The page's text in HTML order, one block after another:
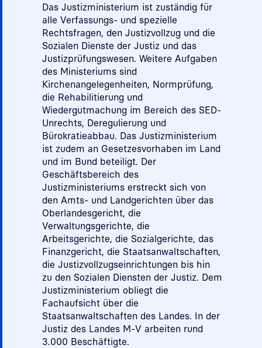
Das Justizministerium ist zuständig für
alle Verfassungs- und spezielle
Rechtsfragen, den Justizvollzug und die
Sozialen Dienste der Justiz und das
Justizprüfungswesen. Weitere Aufgaben
des Ministeriums sind
Kirchenangelegenheiten, Normprüfung,
die Rehabilitierung und
Wiedergutmachung im Bereich des SED-
Unrechts, Deregulierung und
Bürokratieabbau. Das Justizministerium
ist zudem an Gesetzesvorhaben im Land
und im Bund beteiligt. Der
Geschäftsbereich des
Justizministeriums erstreckt sich von
den Amts- und Landgerichten über das
Oberlandesgericht, die
Verwaltungsgerichte, die
Arbeitsgerichte, die Sozialgerichte, das
Finanzgericht, die Staatsanwaltschaften,
die Justizvollzugseinrichtungen bis hin
zu den Sozialen Diensten der Justiz. Dem
Justizministerium obliegt die
Fachaufsicht über die
Staatsanwaltschaften des Landes. In der
Justiz des Landes M-V arbeiten rund
3.000 Beschäftigte.